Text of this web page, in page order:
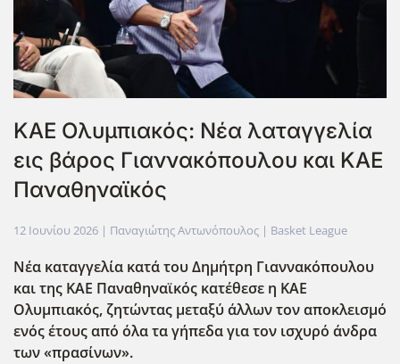
ΚΑΕ Ολυμπιακός: Νέα λαταγγελία
εις βάρος Γιαννακόπουλου και ΚΑΕ
Παναθηναϊκός
12 Ιουνίου 2026 | Παναγιώτης Αντωνόπουλος | Basket League
Νέα καταγγελία κατά του Δημήτρη Γιαννακόπουλου
και της ΚΑΕ Παναθηναϊκός κατέθεσε η ΚΑΕ
Ολυμπιακός, ζητώντας μεταξύ άλλων τον αποκλεισμό
ενός έτους από όλα τα γήπεδα για τον ισχυρό άνδρα
των «πρασίνων».